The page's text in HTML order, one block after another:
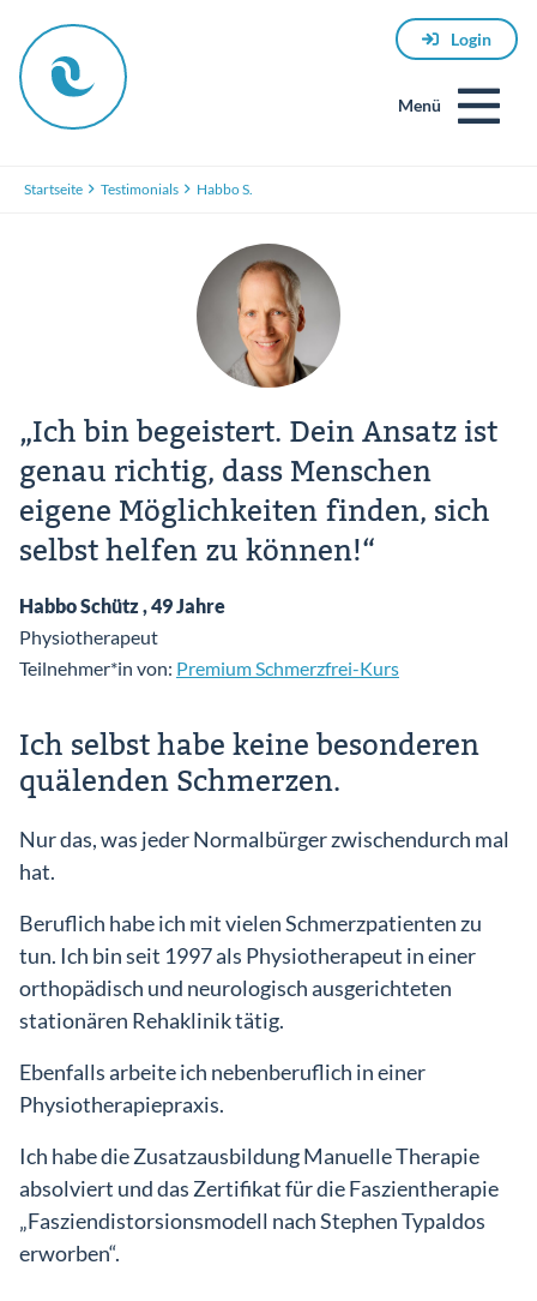
Login
Passwort
Menü
Startseite Testimonials Habbo S.
„Ich bin begeistert. Dein Ansatz ist
genau richtig, dass Menschen
eigene Möglichkeiten finden, sich
selbst helfen zu können!“
Habbo Schütz , 49 Jahre
Physiotherapeut
Teilnehmer*in von: Premium Schmerzfrei-Kurs
Ich selbst habe keine besonderen
quälenden Schmerzen.
Nur das, was jeder Normalbürger zwischendurch mal
hat.
Beruflich habe ich mit vielen Schmerzpatienten zu
tun. Ich bin seit 1997 als Physiotherapeut in einer
orthopädisch und neurologisch ausgerichteten
stationären Rehaklinik tätig.
Ebenfalls arbeite ich nebenberuflich in einer
Physiotherapiepraxis.
Ich habe die Zusatzausbildung Manuelle Therapie
absolviert und das Zertifikat für die Faszientherapie
„Fasziendistorsionsmodell nach Stephen Typaldos
erworben“.